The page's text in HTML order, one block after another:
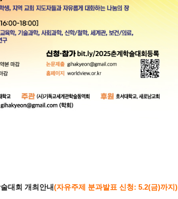
대회 개최안내(자유주제 분과발표 신청: 5.2(금)까지)